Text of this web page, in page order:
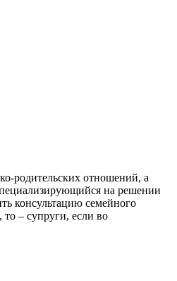
родительских отношений, а
на решении
консультацию семейного
– супруги, если во